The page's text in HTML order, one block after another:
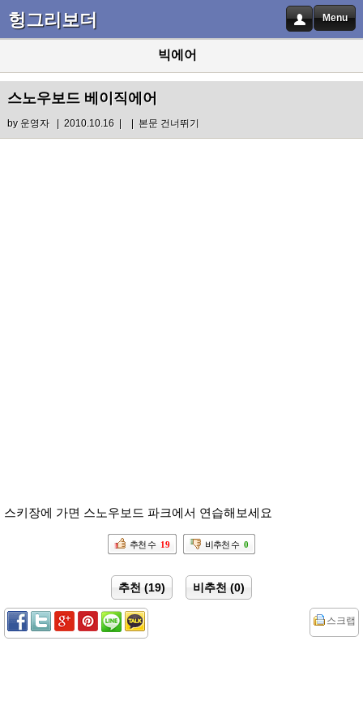
헝그리보더 Menu
빅에어
스노우보드 베이직에어
by 운영자| 2010.10.16 | | 본문 건너뛰기
스키장에 가면 스노우보드 파크에서 연습해보세요
추천 수 19 비추천 수 0
추천 (19) 비추천 (0)
스크랩